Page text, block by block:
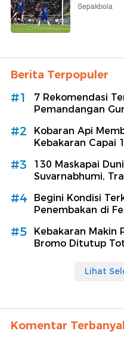
Sepakbola
Berita Terpopuler
#1
7 Rekomendasi
Pemandangan
#2
Kobaran Api
Kebakaran Capai
#3
130 Maskapai
Suvarnabhumi,
#4
Begini Kondisi
Penembakan di
#5
Kebakaran Makin
Bromo Ditutup
Lihat
Komentar